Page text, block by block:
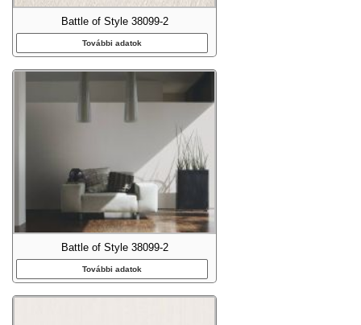
Battle of Style 38099-2
További adatok
Battle of Style 38099-2
További adatok